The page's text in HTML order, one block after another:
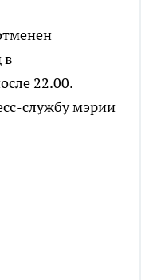
в
22.00.
службу мэрии